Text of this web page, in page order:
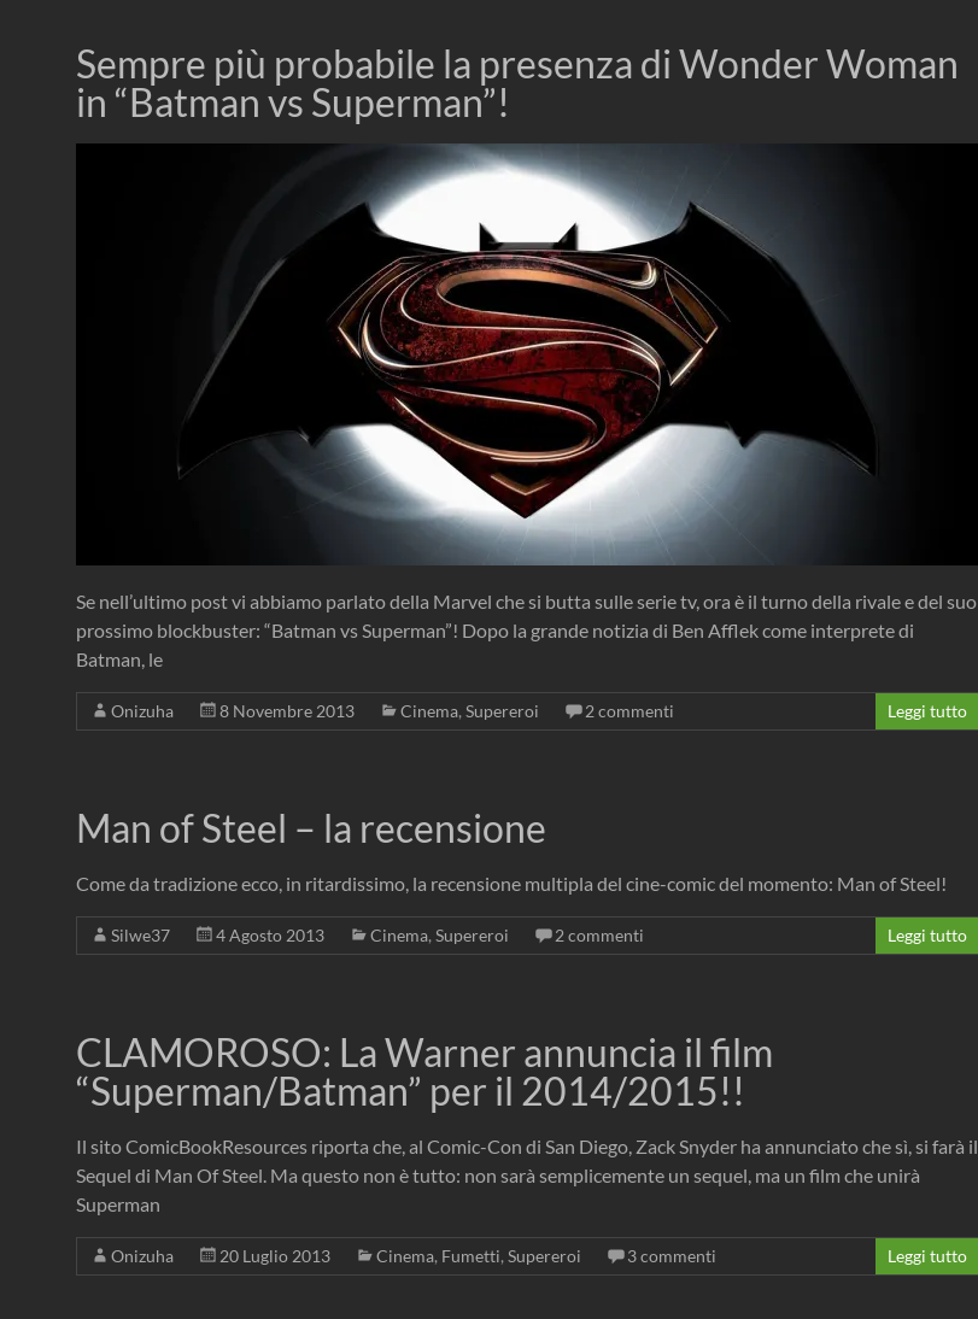
Sempre più probabile la presenza di Wonder Woman
in “Batman vs Superman”!
Se nell’ultimo post vi abbiamo parlato della Marvel che si butta sulle serie tv, ora è il turno della rivale e del suo
prossimo blockbuster: “Batman vs Superman”! Dopo la grande notizia di Ben Afflek come interprete di
Batman, le
Onizuha 8 Novembre 2013 Cinema, Supereroi 2 commenti Leggi tutto
Man of Steel – la recensione
Come da tradizione ecco, in ritardissimo, la recensione multipla del cine-comic del momento: Man of Steel!
Silwe37 4 Agosto 2013 Cinema, Supereroi 2 commenti Leggi tutto
CLAMOROSO: La Warner annuncia il film
“Superman/Batman” per il 2014/2015!!
Il sito ComicBookResources riporta che, al Comic-Con di San Diego, Zack Snyder ha annunciato che sì, si farà il
Sequel di Man Of Steel. Ma questo non è tutto: non sarà semplicemente un sequel, ma un film che unirà
Superman
Onizuha 20 Luglio 2013 Cinema, Fumetti, Supereroi 3 commenti Leggi tutto